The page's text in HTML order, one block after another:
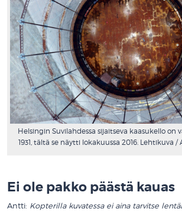
Helsingin Suvilahdessa sijaitseva kaasukello
1931, tältä se näytti lokakuussa 2016. Lehtikuva
Ei ole pakko päästä kauas
Antti: Kopterilla kuvatessa ei aina tarvitse